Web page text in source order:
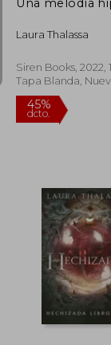
$ 34.67
$ 19.07
Laura Thalassa
Siren Books, 2022,
Tapa Blanda,